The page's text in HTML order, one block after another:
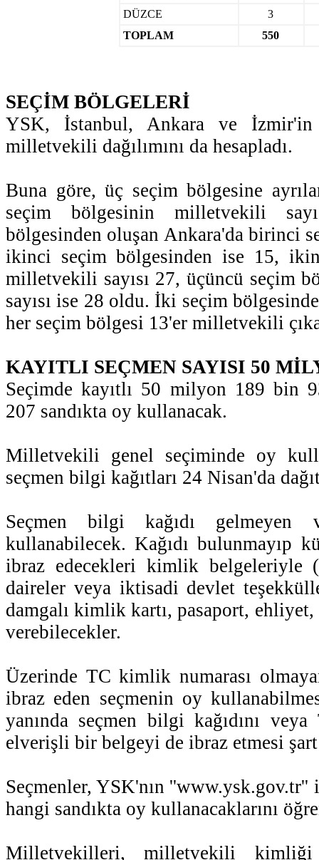
DÜZCE
3
TOPLAM
550
SEÇİM BÖLGELERİ
YSK, İstanbul, Ankara ve İzmir'in
milletvekili dağılımını da hesapladı.
Buna göre, üç seçim bölgesine
seçim bölgesinin milletvekili
bölgesinden oluşan Ankara'da birinci
ikinci seçim bölgesinden ise 15,
milletvekili sayısı 27, üçüncü seçim
sayısı ise 28 oldu. İki seçim
her seçim bölgesi 13'er milletvekili
KAYITLI SEÇMEN SAYISI 50
Seçimde kayıtlı 50 milyon 189 bin
207 sandıkta oy kullanacak.
Milletvekili genel seçiminde oy
seçmen bilgi kağıtları 24 Nisan'da
Seçmen bilgi kağıdı gelmeyen
kullanabilecek. Kağıdı bulunmayıp
ibraz edecekleri kimlik belgeleriyle
daireler veya iktisadi devlet
damgalı kimlik kartı, pasaport, ehliyet,
verebilecekler.
Üzerinde TC kimlik numarası
ibraz eden seçmenin oy
yanında seçmen bilgi kağıdını
elverişli bir belgeyi de ibraz etmesi
Seçmenler, YSK'nın ''www.ysk.gov.tr''
hangi sandıkta oy kullanacaklarını
Milletvekilleri, milletvekili